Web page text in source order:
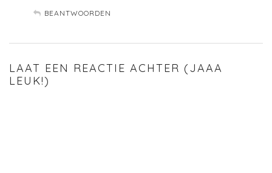
BEANTWOORDEN
LAAT EEN REACTIE ACHTER (JAAA
LEUK!)